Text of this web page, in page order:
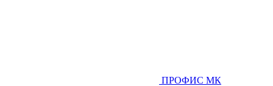
ПРОФИС МК